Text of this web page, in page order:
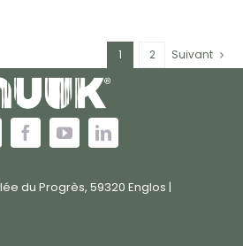
1 2 Suivant
du Progrès, 59320 Englos |